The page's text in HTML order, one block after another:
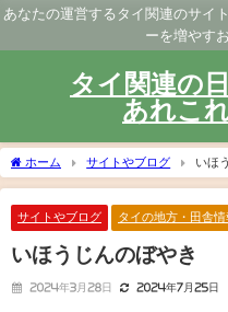
あなたの運営するタイ関連のサ
ーを増やす
タイ関連の
あれこ
ホーム サイトやブログ いほ
サイトやブログ タイの地方・田舎情
いほうじんのぼやき
2024年3月28日 2024年7月25日